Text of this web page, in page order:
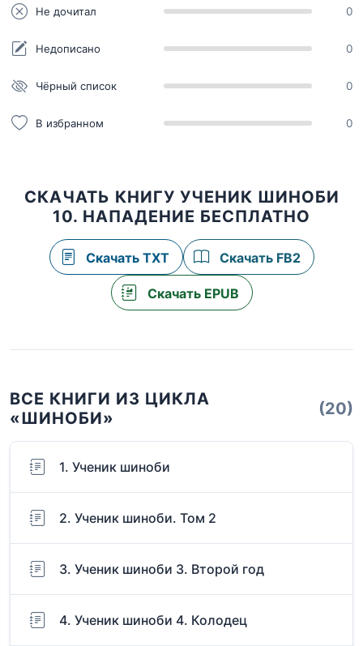
Не дочитал 0
Недописано 0
Чёрный список 0
В избранном 0
СКАЧАТЬ КНИГУ УЧЕНИК ШИНОБИ
10. НАПАДЕНИЕ БЕСПЛАТНО
Скачать TXT Скачать FB2
Скачать EPUB
ВСЕ КНИГИ ИЗ ЦИКЛА
«ШИНОБИ»
(20)
1. Ученик шиноби
2. Ученик шиноби. Том 2
3. Ученик шиноби 3. Второй год
4. Ученик шиноби 4. Колодец